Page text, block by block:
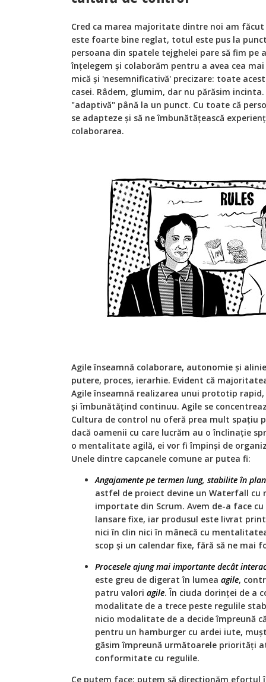
Cred ca marea majoritate dintre noi am făcut
este foarte bine reglat, totul este pus la
persoana din spatele tejghelei pare să fim pe
înțelegem și colaborăm pentru a avea cea
mică și 'nesemnificativă' precizare: toate
casei. Râdem, glumim, dar nu părăsim
"adaptivă" până la un punct. Cu toate că
se adapteze și să ne îmbunătățească
colaborarea.
Agile înseamnă colaborare, autonomie și
putere, proces, ierarhie. Evident că
Agile înseamnă realizarea unui prototip
și îmbunătățind continuu. Agile se
Cultura de control nu oferă prea mult spațiu
dacă oamenii cu care lucrăm au ​​o înclinație
o mentalitate agilă, ei vor fi împinși de
Unele dintre capcanele comune ar putea fi:
Angajamente pe termen lung, stabilite în
astfel de proiect devine un Waterfall
importate din Scrum. Avem de-a face
lansare fixe, iar produsul este livrat
nici în clin nici în mânecă cu
scop și un calendar fixe, fără să ne mai
Procesele ajung mai importante decât
este greu de digerat în lumea agile,
patru valori agile. În ciuda dorinței de a
modalitate de a trece peste regulile
nicio modalitate de a decide împreună
pentru un hamburger cu ardei iute,
găsim împreună următoarele priorități
conformitate cu regulile.
Ce putem face: putem să direcționăm efortul